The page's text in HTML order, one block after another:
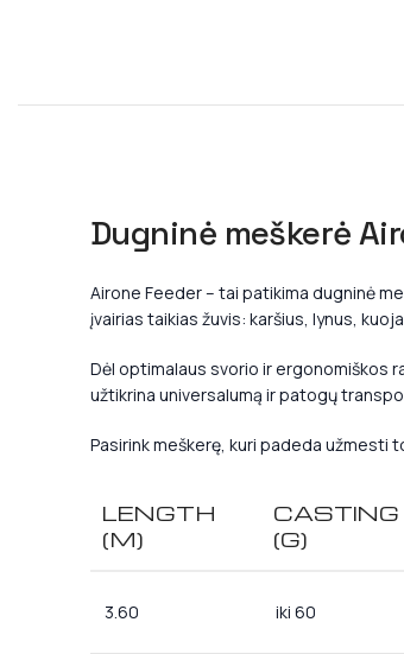
Dugninė meškerė
Airone Feeder – tai patikima dugninė
įvairias taikias žuvis: karšius, lynus,
Dėl optimalaus svorio ir ergonomiškos
užtikrina universalumą ir patogų
Pasirink meškerę, kuri padeda užmesti
LENGTH
(M)
CASTING
(G)
3.60 iki 60